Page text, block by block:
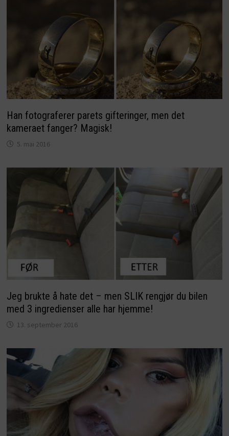
Han fotograferer parets gifteringer, men det
kameraet fanger? Magisk!
5. mai 2016
Jeg brukte å hate det – men SLIK rengjør du bilen
med 3 ingredienser alle har hjemme!
13. september 2016